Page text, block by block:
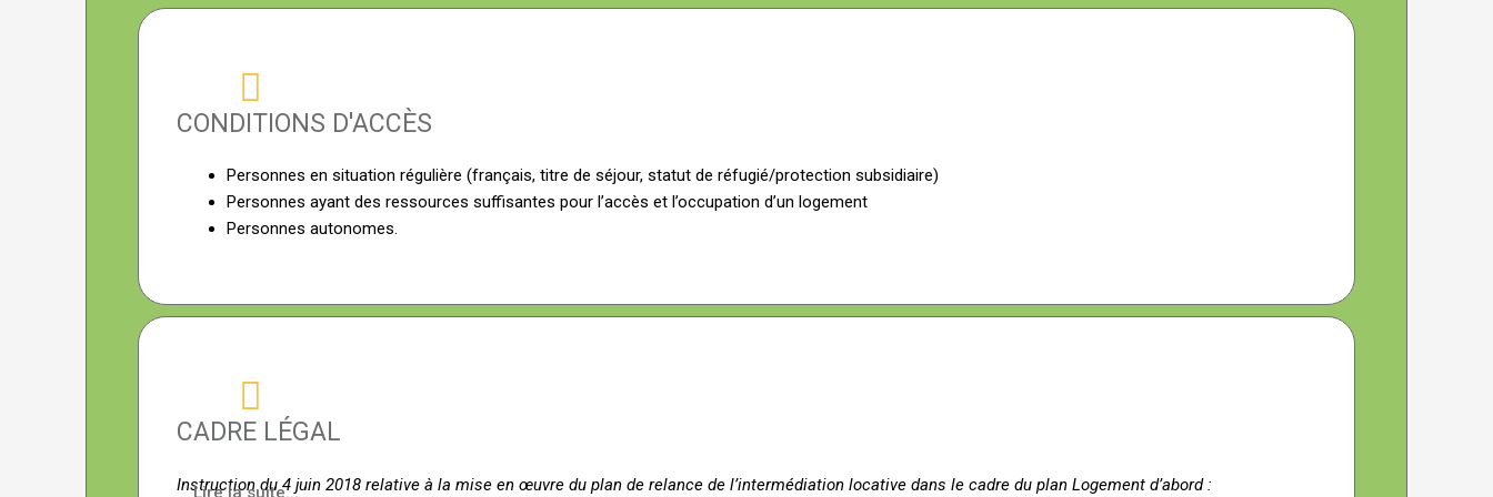
CONDITIONS D'ACCÈS
Personnes en situation régulière (français, titre de séjour, statut de réfugié/protection subsidiaire)
Personnes ayant des ressources suffisantes pour l’accès et l’occupation d’un logement
Personnes autonomes.
CADRE LÉGAL
Instruction du 4 juin 2018 relative à la mise en œuvre du plan de relance de l’intermédiation locative dans le cadre du plan Logement d’abord :
Lire la suite...